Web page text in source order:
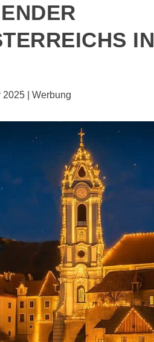
IN
2025 |Werbung